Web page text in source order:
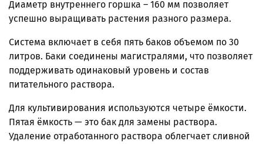
Диаметр внутреннего горшка – 160 мм позволяет
успешно выращивать растения разного размера.
Система включает в себя пять баков объемом по 30
литров. Баки соединены магистралями, что позволяет
поддерживать одинаковый уровень и состав
питательного раствора.
Для культивирования используются четыре ёмкости.
Пятая ёмкость — это бак для замены раствора.
Удаление отработанного раствора облегчает сливной